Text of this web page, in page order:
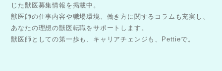
じた獣医募集情報を掲載中。
獣医師の仕事内容や職場環境、働き方に関するコラムも充実し、
あなたの理想の獣医転職をサポートします。
獣医師としての第一歩も、キャリアチェンジも、Pettieで。